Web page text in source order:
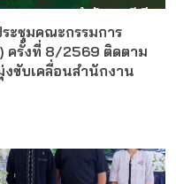
ะชุมคณะกรรมการ
ครั้งที่ 8/2569 ติดตาม
ขับเคลื่อนสำนักงาน